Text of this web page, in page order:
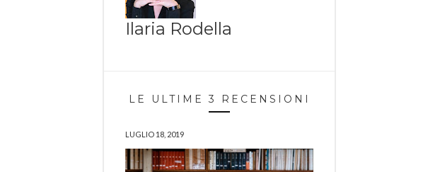
Ilaria Rodella
LE ULTIME 3 RECENSIONI
LUGLIO 18, 2019